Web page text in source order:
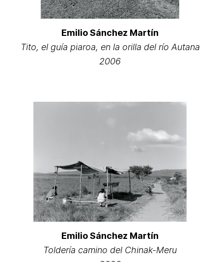
Emilio Sánchez Martín
Tito, el guía piaroa, en la orilla del río Autana
2006
Emilio Sánchez Martín
Toldería camino del Chinak-Meru